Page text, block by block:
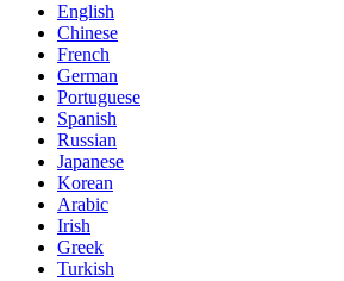
English
Chinese
French
German
Portuguese
Spanish
Russian
Japanese
Korean
Arabic
Irish
Greek
Turkish